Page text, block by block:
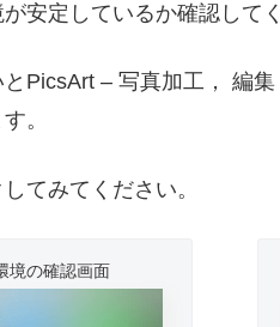
安定しているか確認して
PicsArt – 写真加工， 編
。
てみてください。
境の確認画面